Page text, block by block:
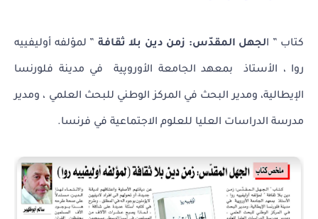
كتاب ” الجهل المقدّس: زمن دين بلا ثقافة ” لمؤلفه أوليفييه
روا ، الأستاذ بمعهد الجامعة الأوروپية في مدينة فلورنسا
الإيطالية، ومدير البحث في المركز الوطني للبحث العلمي ، ومدير
مدرسة الدراسات العليا للعلوم الاجتماعية في فرنسا.